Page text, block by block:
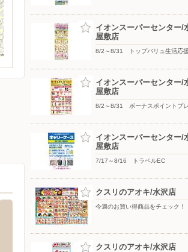
イオンスーパーセンター/
屋敷店
8/2～8/31 トップバリュ生活応援
イオンスーパーセンター/
屋敷店
8/2～8/31 ボーナスポイントプ
イオンスーパーセンター/
屋敷店
7/17～8/16 トラベルEC
クスリのアオキ/水沢店
今週のお買い得商品をチェック！
クスリのアオキ/水沢店